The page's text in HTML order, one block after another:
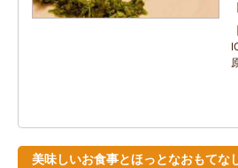
美味しいお食事とほっとなおもてな